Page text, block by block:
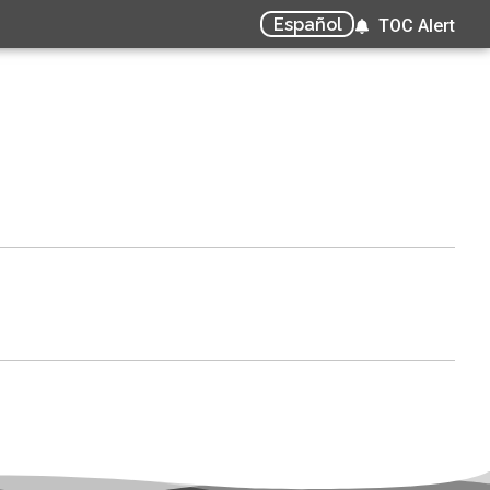
Español TOC Alert